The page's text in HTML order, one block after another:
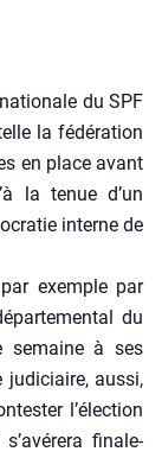
du SPF
la fédé­ra­tion
en place avant
la tenue d’un
interne de
exemple par
du
semaine à ses
judi­ciaire, aus­si,
l’élection
fina­le­